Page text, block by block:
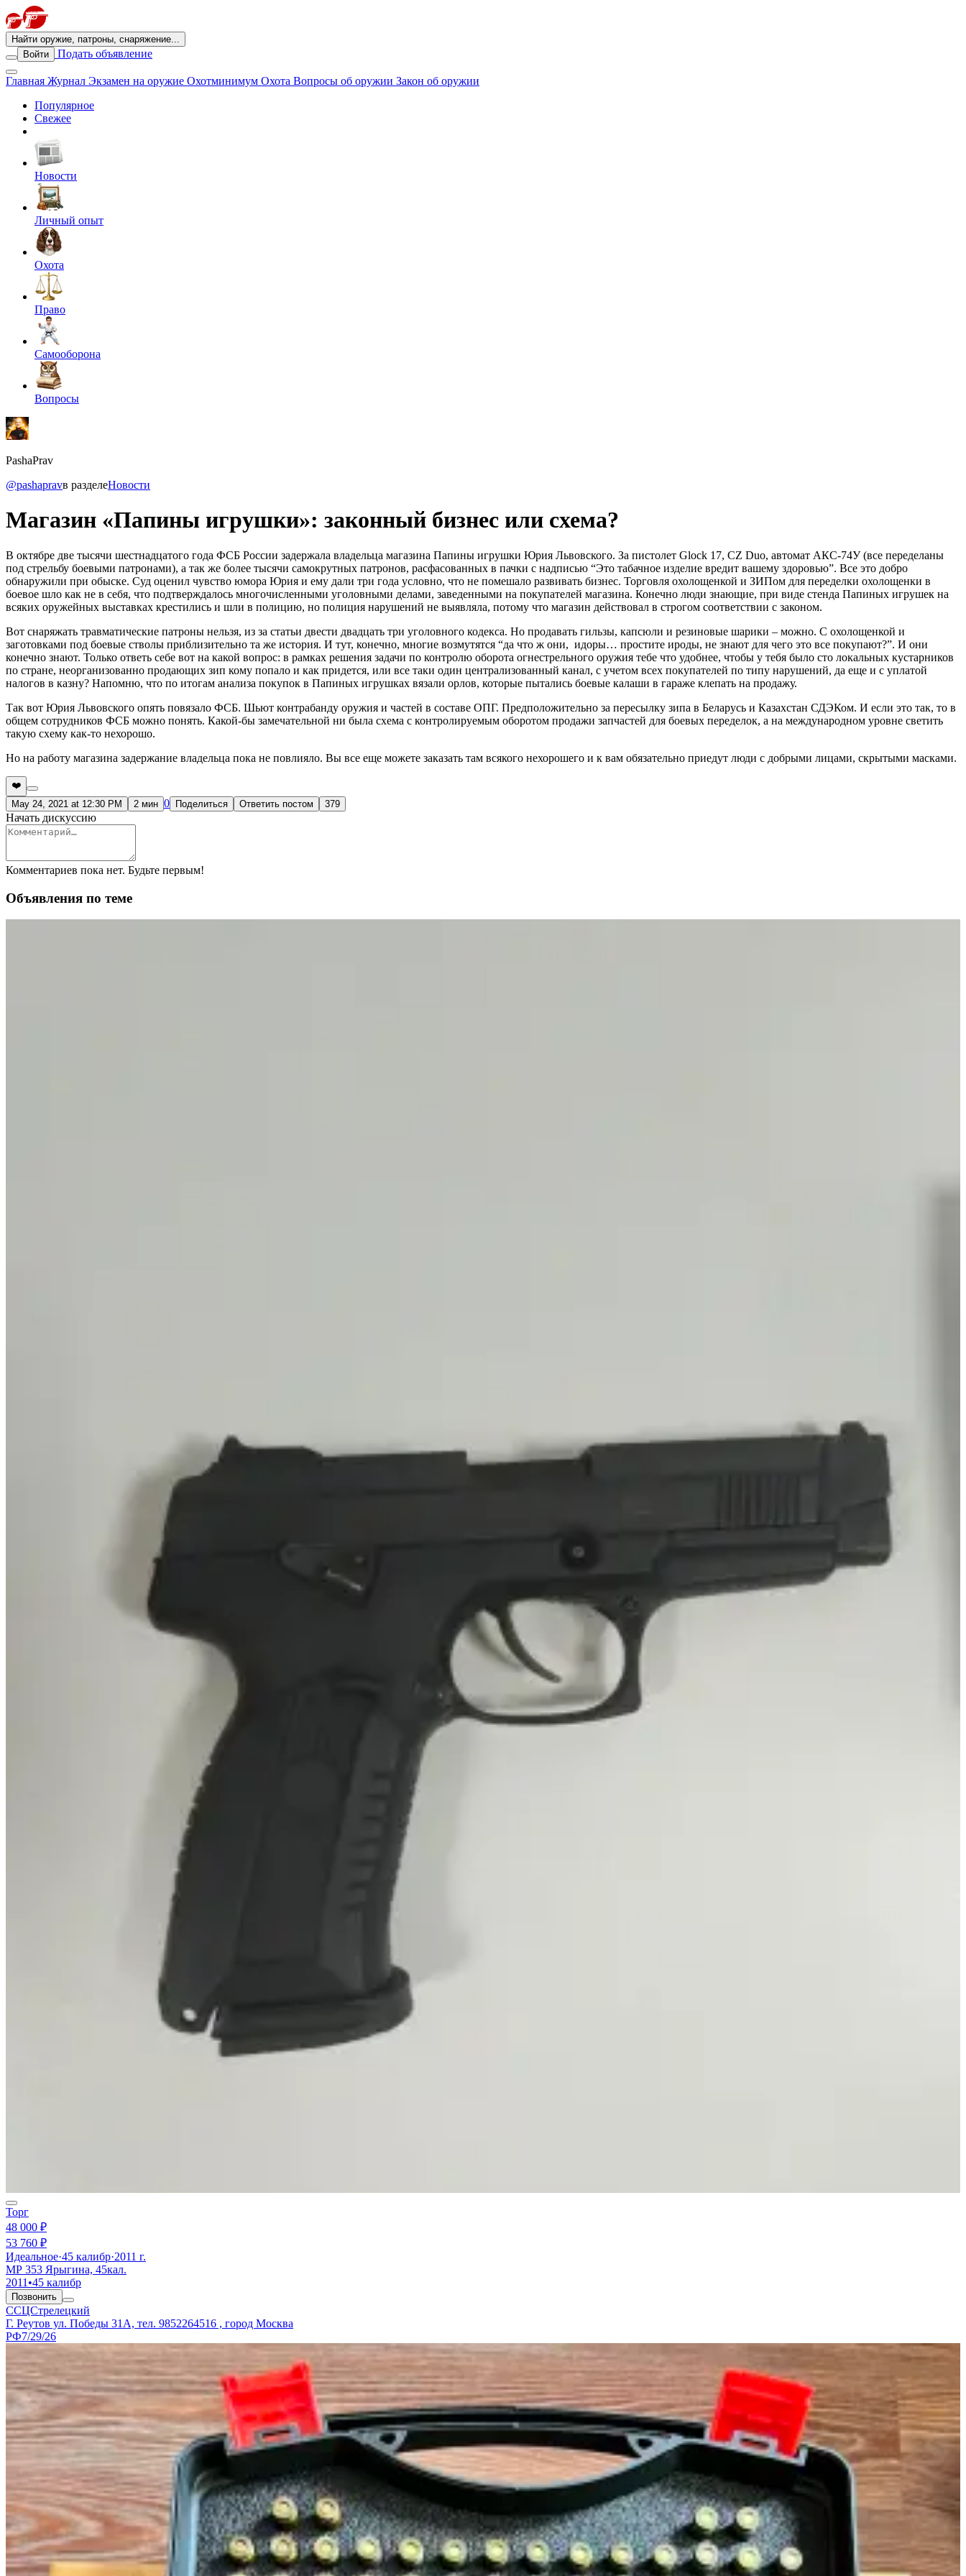
Найти оружие, патроны, снаряжение...
Войти
Подать объявление
Главная Журнал Экзамен на оружие Охотминимум Охота Вопросы об оружии Закон об оружии
Популярное
Свежее
Новости
Личный опыт
Охота
Право
Самооборона
Вопросы
PashaPrav
@pashapravв разделеНовости
Магазин «Папины игрушки»: законный бизнес или схема?
В октябре две тысячи шестнадцатого года ФСБ России задержала владельца магазина Папины игрушки Юрия Львовского. За пистолет Glock 17, CZ Duo, автомат АКС-74У (все переделаны
под стрельбу боевыми патронами), а так же более тысячи самокрутных патронов, расфасованных в пачки с надписью “Это табачное изделие вредит вашему здоровью”. Все это добро
обнаружили при обыске. Суд оценил чувство юмора Юрия и ему дали три года условно, что не помешало развивать бизнес. Торговля охолощенкой и ЗИПом для переделки охолощенки в
боевое шло как не в себя, что подтверждалось многочисленными уголовными делами, заведенными на покупателей магазина. Конечно люди знающие, при виде стенда Папиных игрушек на
всяких оружейных выставках крестились и шли в полицию, но полиция нарушений не выявляла, потому что магазин действовал в строгом соответствии с законом.
Вот снаряжать травматические патроны нельзя, из за статьи двести двадцать три уголовного кодекса. Но продавать гильзы, капсюли и резиновые шарики – можно. С охолощенкой и
заготовками под боевые стволы приблизительно та же история. И тут, конечно, многие возмутятся “да что ж они, идоры… простите ироды, не знают для чего это все покупают?”. И они
конечно знают. Только ответь себе вот на какой вопрос: в рамках решения задачи по контролю оборота огнестрельного оружия тебе что удобнее, чтобы у тебя было сто локальных кустарников
по стране, неорганизованно продающих зип кому попало и как придется, или все таки один централизованный канал, с учетом всех покупателей по типу нарушений, да еще и с уплатой
налогов в казну? Напомню, что по итогам анализа покупок в Папиных игрушках вязали орлов, которые пытались боевые калаши в гараже клепать на продажу.
Так вот Юрия Львовского опять повязало ФСБ. Шьют контрабанду оружия и частей в составе ОПГ. Предположительно за пересылку зипа в Беларусь и Казахстан СДЭКом. И если это так, то в
общем сотрудников ФСБ можно понять. Какой-бы замечательной ни была схема с контролируемым оборотом продажи запчастей для боевых переделок, а на международном уровне светить
такую схему как-то нехорошо.
Но на работу магазина задержание владельца пока не повлияло. Вы все еще можете заказать там всякого нехорошего и к вам обязательно приедут люди с добрыми лицами, скрытыми масками.
❤️
May 24, 2021 at 12:30 PM
2 мин 0 Поделиться Ответить постом 379
Начать дискуссию
Комментариев пока нет. Будьте первым!
Объявления по теме
Торг
48 000 ₽
53 760 ₽
Идеальное·45 калибр·2011 г.
МР 353 Ярыгина, 45кал.
2011 •45 калибр
Позвонить
ССЦСтрелецкий
Г. Реутов ул. Победы 31А, тел. 9852264516 , город Москва
РФ7/29/26